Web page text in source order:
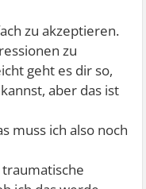
zu akzeptieren.
zu
geht es dir so,
aber das ist
muss ich also noch